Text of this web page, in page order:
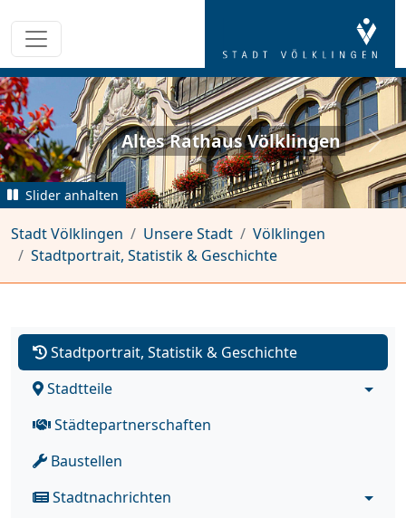
Altes Rathaus Völklingen
zurück
Slider anhalten
Stadt Völklingen Unsere Stadt
Völklingen
Stadtportrait, Statistik & Geschichte
Stadtportrait, Statistik & Geschichte
Stadtteile
Städtepartnerschaften
Baustellen
Stadtnachrichten